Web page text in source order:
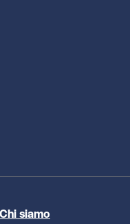
Chi siamo